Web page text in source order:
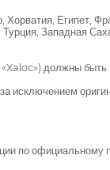
Египет,
Западная
должны
по